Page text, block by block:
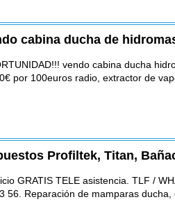
cabina ducha de
vendo cabina ducha
por 100euros radio, extractor de
Profiltek, Titan,
GRATIS TELE asistencia. TLF /
56. Reparación de mamparas ducha,